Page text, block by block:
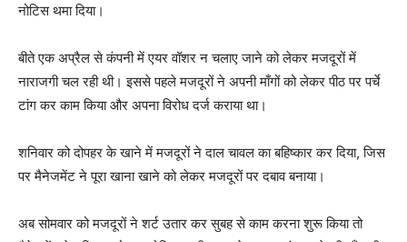
नोटिस थमा दिया।
बीते एक अप्रैल से कंपनी में एयर वॉशर न चलाए जाने को लेकर मजदूरों में
नाराजगी चल रही थी। इससे पहले मजदूरों ने अपनी माँगों को लेकर पीठ पर पर्चे
टांग कर काम किया और अपना विरोध दर्ज कराया था।
शनिवार को दोपहर के खाने में मजदूरों ने दाल चावल का बहिष्कार कर दिया, जिस
पर मैनेजमेंट ने पूरा खाना खाने को लेकर मजदूरों पर दबाव बनाया।
अब सोमवार को मजदूरों ने शर्ट उतार कर सुबह से काम करना शुरू किया तो